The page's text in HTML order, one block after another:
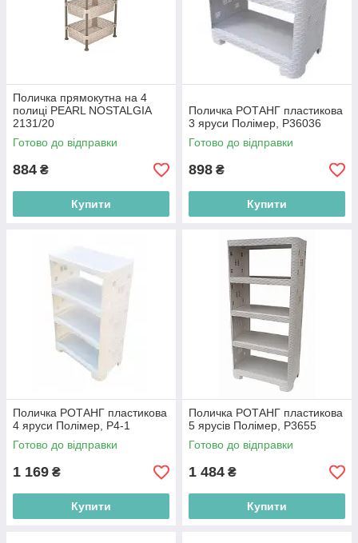
Поличка прямокутна на 4
полиці PEARL NOSTALGIA
2131/20
Готово до відправки
884 ₴
Купити
Поличка РОТАНГ пластикова
3 яруси Полімер, P36036
Готово до відправки
898 ₴
Купити
Поличка РОТАНГ пластикова
4 яруси Полімер, Р4-1
Готово до відправки
1 169 ₴
Купити
Поличка РОТАНГ пластикова
5 ярусів Полімер, P3655
Готово до відправки
1 484 ₴
Купити